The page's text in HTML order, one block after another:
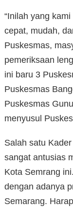
“Inilah yang
cepat, mudah,
Puskesmas,
pemeriksaan
ini baru 3
Puskesmas
Puskesmas
menyusul
Salah satu
sangat antusias
Kota Semrang
dengan adanya
Semarang.